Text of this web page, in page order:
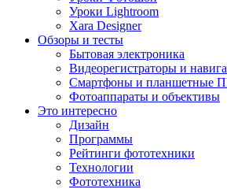
Уроки Lightroom
Xara Designer
Обзоры и тесты
Бытовая электроника
Видеорегистраторы и
Смартфоны и планшетные
Фотоаппараты и объективы
Это интересно
Дизайн
Программы
Рейтинги фототехники
Технологии
Фототехника